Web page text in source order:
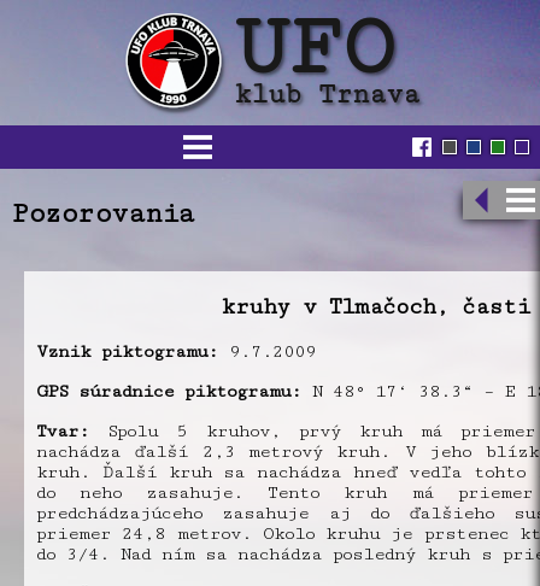
Pozorovania
kruhy v Tlmačoch,
Vznik piktogramu:
9.7.2009
GPS súradnice piktogramu:
N 48° 17‘ 38.3“ – E
Tvar:
Spolu 5 kruhov, prvý kruh má
nachádza ďalší 2,3 metrový kruh. V jeho
kruh. Ďalší kruh sa nachádza hneď vedľa tohto
do neho zasahuje. Tento kruh má
predchádzajúceho zasahuje aj do ďalšieho
priemer 24,8 metrov. Okolo kruhu je prstenec
do 3/4. Nad ním sa nachádza posledný kruh s